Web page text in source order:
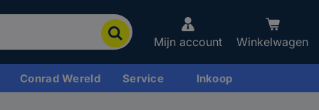
Mijn account Winkelwagen
Conrad Wereld Service Inkoop